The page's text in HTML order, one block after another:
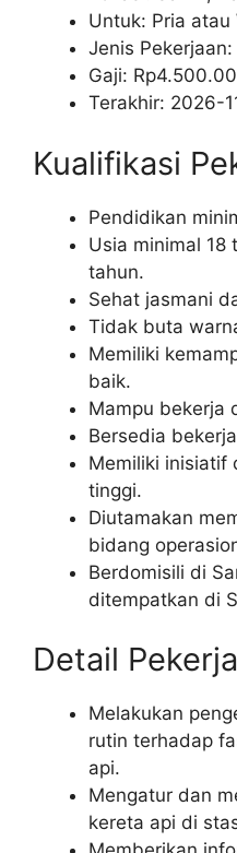
Untuk: Pria atau
Jenis Pekerjaan:
Gaji: Rp
Terakhir: 2026-
Kualifikasi
Pendidikan
Usia minimal 18
tahun.
Sehat jasmani
Tidak buta
Memiliki
baik.
Mampu bekerja
Bersedia
Memiliki inisiatif
tinggi.
Diutamakan
bidang
Berdomisili di
ditempatkan di
Detail
Melakukan
rutin terhadap
api.
Mengatur dan
kereta api di